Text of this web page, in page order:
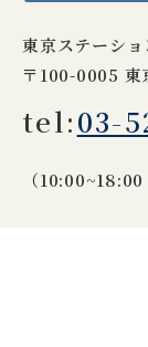
東京ステーショ
〒100-0005 東
tel:03-
（10:00~18:00